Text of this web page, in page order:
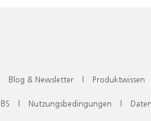
Blog & Newsletter | Produktwissen
| Nutzungsbedingungen |